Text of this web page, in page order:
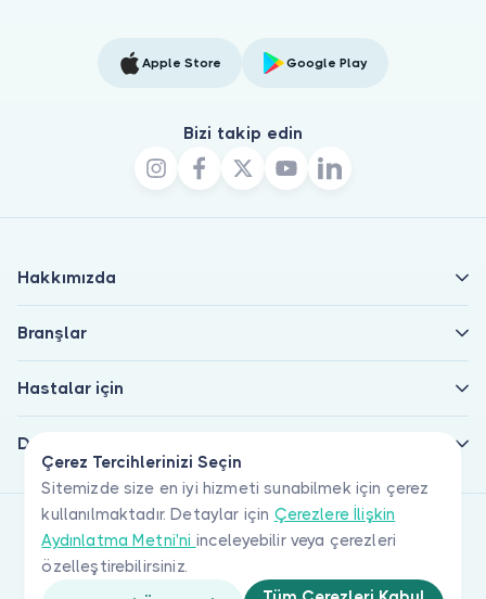
Çerez Tercihlerinizi Seçin
Sitemizde size en iyi hizmeti sunabilmek için çerez
kullanılmaktadır. Detaylar için Çerezlere İlişkin
Aydınlatma Metni'ni inceleyebilir veya çerezleri
özelleştirebilirsiniz.
Apple Store Google Play
Bizi takip edin
Hakkımızda
Branşlar
Hastalar için
Doktorlar için